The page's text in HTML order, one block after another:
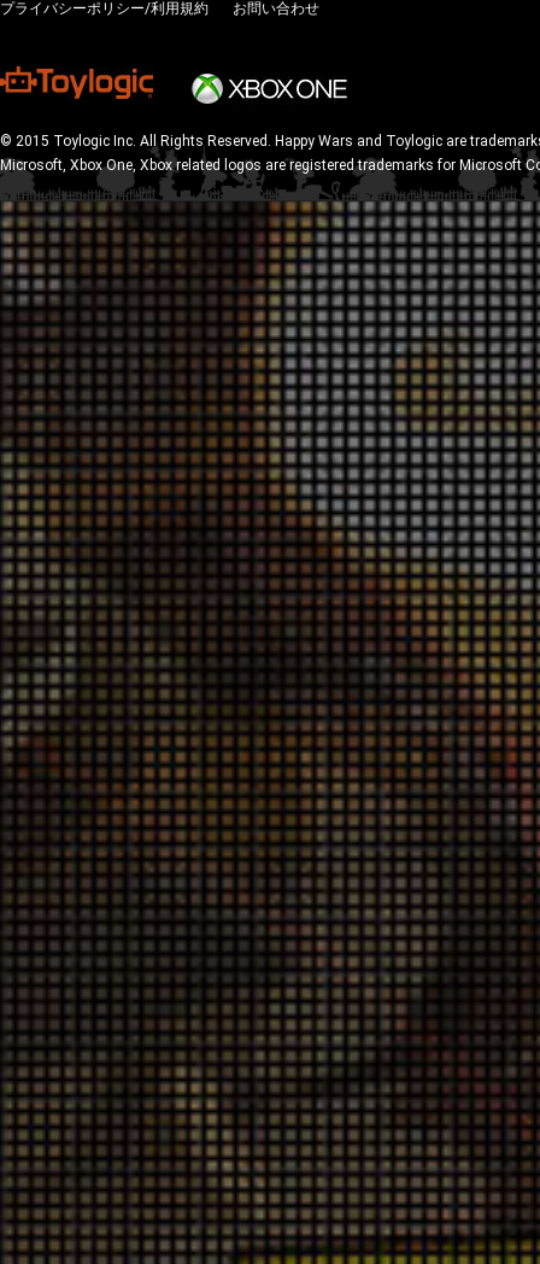
プライバシーポリシー/利用規約 お問い合わせ
© 2015 Toylogic Inc. All Rights Reserved. Happy Wars and Toylogic are
Microsoft, Xbox One, Xbox related logos are registered trademarks for Microsoft